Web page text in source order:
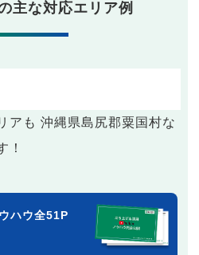
主な対応エリア例
アも 沖縄県島尻郡粟国村な
！
ハウ全51P